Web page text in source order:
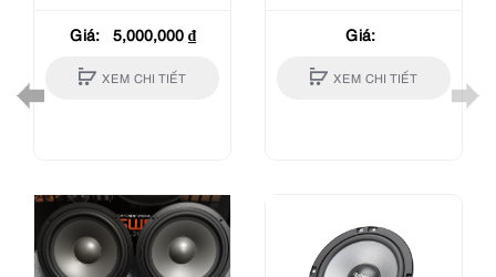
Giá: 5,000,000 ₫
XEM CHI TIẾT
Giá:
XEM CHI TIẾT